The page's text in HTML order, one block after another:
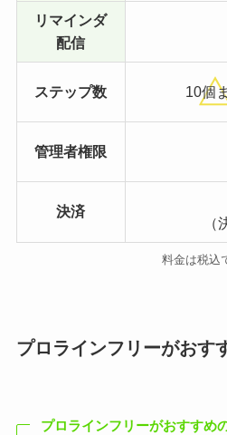
リマインダ
配信
ステップ数 10個
管理者権限
決済
料金は税込
プロラインフリーがおす
プロラインフリーがおすすめ